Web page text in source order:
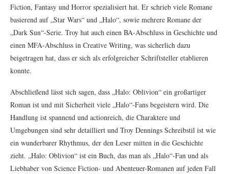
Fiction, Fantasy und Horror spezialisiert hat. Er schrieb viele Romane
basierend auf „Star Wars“ und „Halo“, sowie mehrere Romane der
„Dark Sun“-Serie. Troy hat auch einen BA-Abschluss in Geschichte und
einen MFA-Abschluss in Creative Writing, was sicherlich dazu
beigetragen hat, dass er sich als erfolgreicher Schriftsteller etablieren
konnte.
Abschließend lässt sich sagen, dass „Halo: Oblivion“ ein großartiger
Roman ist und mit Sicherheit viele „Halo“-Fans begeistern wird. Die
Handlung ist spannend und actionreich, die Charaktere und
Umgebungen sind sehr detailliert und Troy Dennings Schreibstil ist wie
ein wunderbarer Rhythmus, der den Leser mitten in die Geschichte
zieht. „Halo: Oblivion“ ist ein Buch, das man als „Halo“-Fan und als
Liebhaber von Science Fiction- und Abenteuer-Romanen auf jeden Fall